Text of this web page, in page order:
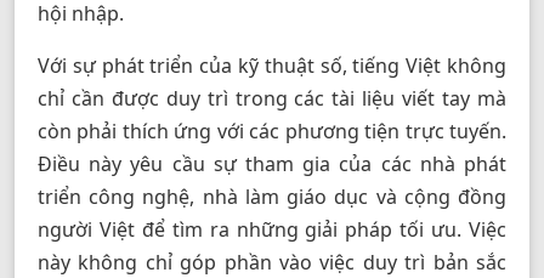
hội nhập.
Với sự phát triển của kỹ thuật số, tiếng Việt không
chỉ cần được duy trì trong các tài liệu viết tay mà
còn phải thích ứng với các phương tiện trực tuyến.
Điều này yêu cầu sự tham gia của các nhà phát
triển công nghệ, nhà làm giáo dục và cộng đồng
người Việt để tìm ra những giải pháp tối ưu. Việc
này không chỉ góp phần vào việc duy trì bản sắc